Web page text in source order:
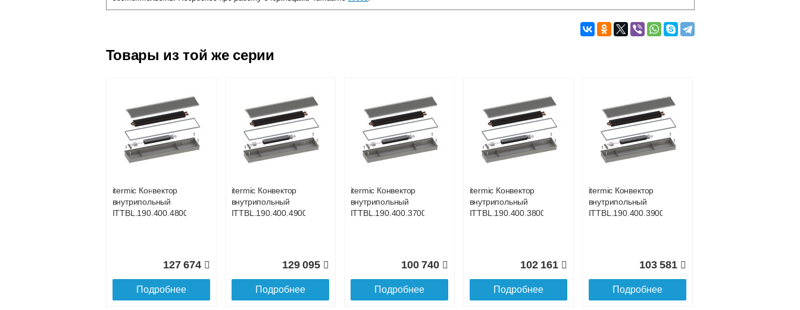
Доставка сантехники по Москве и Московской области
Подъем на этаж.
до подъезда
Доставка в регионы России.
Подробнее о доставке
Возможные способы оплаты:
Интернет-деньгами (Yandex-деньги, Web-money, Qiwi-кошельки и другие).
Безналичный расчёт (возможно и с НДС)подробнее...
Подробнее об оплате
Товары из той же серии
itermic Конвектор
внутрипольный
ITTBL.190.400.4800
127 674
Подробнее
itermic Конвектор
внутрипольный
ITTBL.190.400.4900
129 095
Подробнее
itermic Конвектор
внутрипольный
ITTBL.190.400.3700
100 740
Подробнее
itermic Конвектор
внутрипольный
ITTBL.190.400.3800
102 161
Подробнее
itermic Конвектор
внутрипольный
ITTBL.190.400.3900
103 581
Подробнее